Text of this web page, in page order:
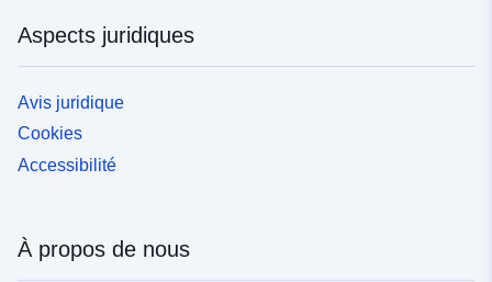
Aspects juridiques
Avis juridique
Cookies
Accessibilité
À propos de nous